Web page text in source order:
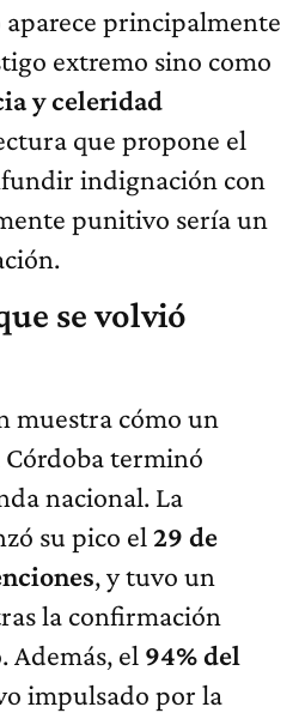
principalmente
extremo sino como
y celeridad
que propone el
indignación con
punitivo sería un
se volvió
muestra cómo un
terminó
nacional. La
su pico el 29 de
, y tuvo un
la confirmación
Además, el 94% del
impulsado por la